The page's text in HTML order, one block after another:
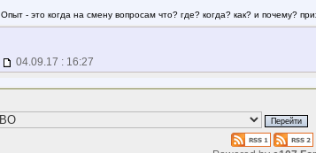
Опыт - это когда на смену вопросам что? где? когда? как? и почему?
04.09.17 : 16:27